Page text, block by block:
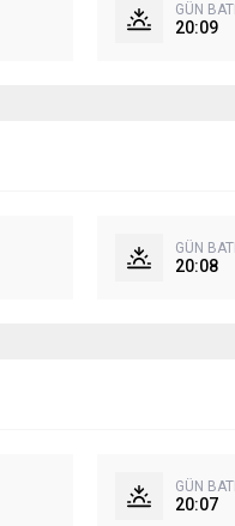
GÜN
20:09
GÜN
20:08
GÜN
20:07